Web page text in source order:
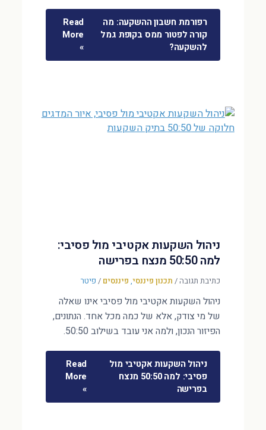
רפורמת חשבון ההשקעה: מה
קורה לפטור ממס בקופת גמל
להשקעה?
Read
More
»
ניהול השקעות אקטיבי מול פסיבי:
למה 50:50 מנצח בפרישה
כתיבת תגובה/ תכנון פיננסי, פיננסים / פיטר
ניהול השקעות אקטיבי מול פסיבי אינו שאלה
של מי צודק, אלא של כמה מכל אחד. הנתונים,
הפיזור הנכון, ולמה אני עובד בשילוב 50:50.
ניהול השקעות אקטיבי מול
פסיבי: למה 50:50 מנצח
בפרישה
Read
More
»